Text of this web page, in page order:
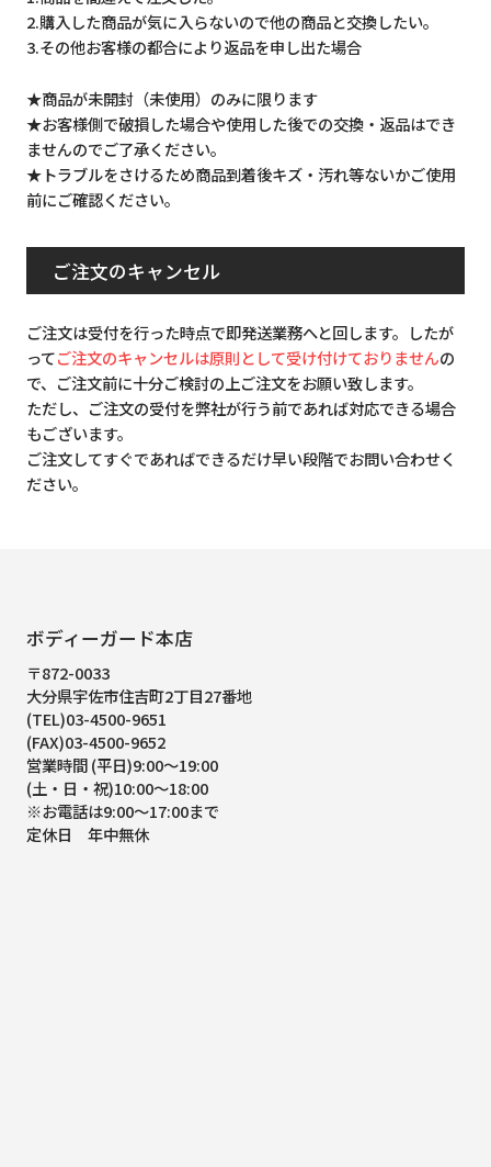
2.購入した商品が気に入らないので他の商品と交換したい。
3.その他お客様の都合により返品を申し出た場合
★商品が未開封（未使用）のみに限ります
★お客様側で破損した場合や使用した後での交換・返品はでき
ませんのでご了承ください。
★トラブルをさけるため商品到着後キズ・汚れ等ないかご使用
前にご確認ください。
ご注文のキャンセル
ご注文は受付を行った時点で即発送業務へと回します。したが
ってご注文のキャンセルは原則として受け付けておりませんの
で、ご注文前に十分ご検討の上ご注文をお願い致します。
ただし、ご注文の受付を弊社が行う前であれば対応できる場合
もございます。
ご注文してすぐであればできるだけ早い段階でお問い合わせく
ださい。
ボディーガード本店
〒872-0033
大分県宇佐市住吉町2丁目27番地
(TEL)03-4500-9651
(FAX)03-4500-9652
営業時間 (平日)9:00～19:00
(土・日・祝)10:00～18:00
※お電話は9:00～17:00まで
定休日 年中無休